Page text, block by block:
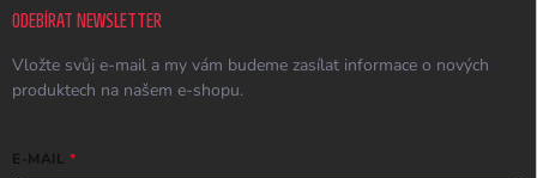
ODEBÍRAT NEWSLETTER
Vložte svůj e-mail a my vám budeme zasílat informace o nových
produktech na našem e-shopu.
E-MAIL